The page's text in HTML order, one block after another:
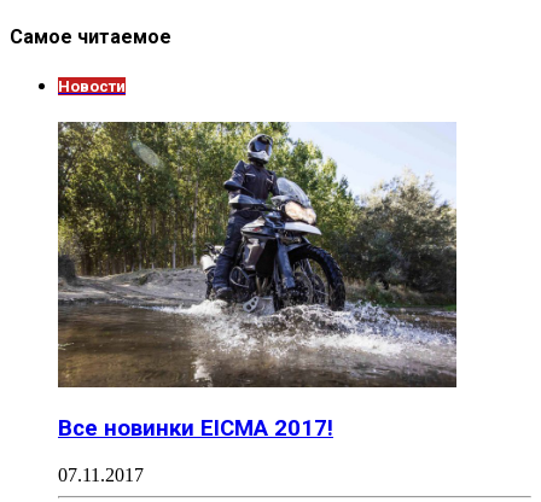
Самое читаемое
Новости
Все новинки EICMA 2017!
07.11.2017